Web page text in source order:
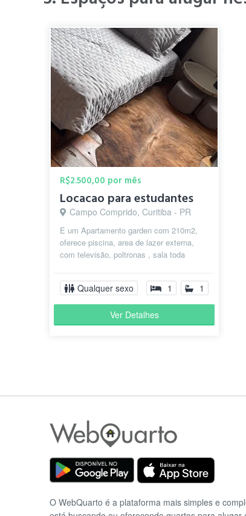
Joana I.
há 5 anos
R$2.500,00 por mês
Locacao para estudantes
Campo Comprido, Curitiba - PR
E um Apartamento garden com 210m2,
oferece piscina, area de lazer externa,
com televisão, poltronas , sala toda
Qualquer sexo 1 1
Ver Detalhes
O WebQuarto é a plataforma mais simples e